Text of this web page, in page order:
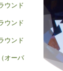
ウンド
ウンド
ウンド
オーバ